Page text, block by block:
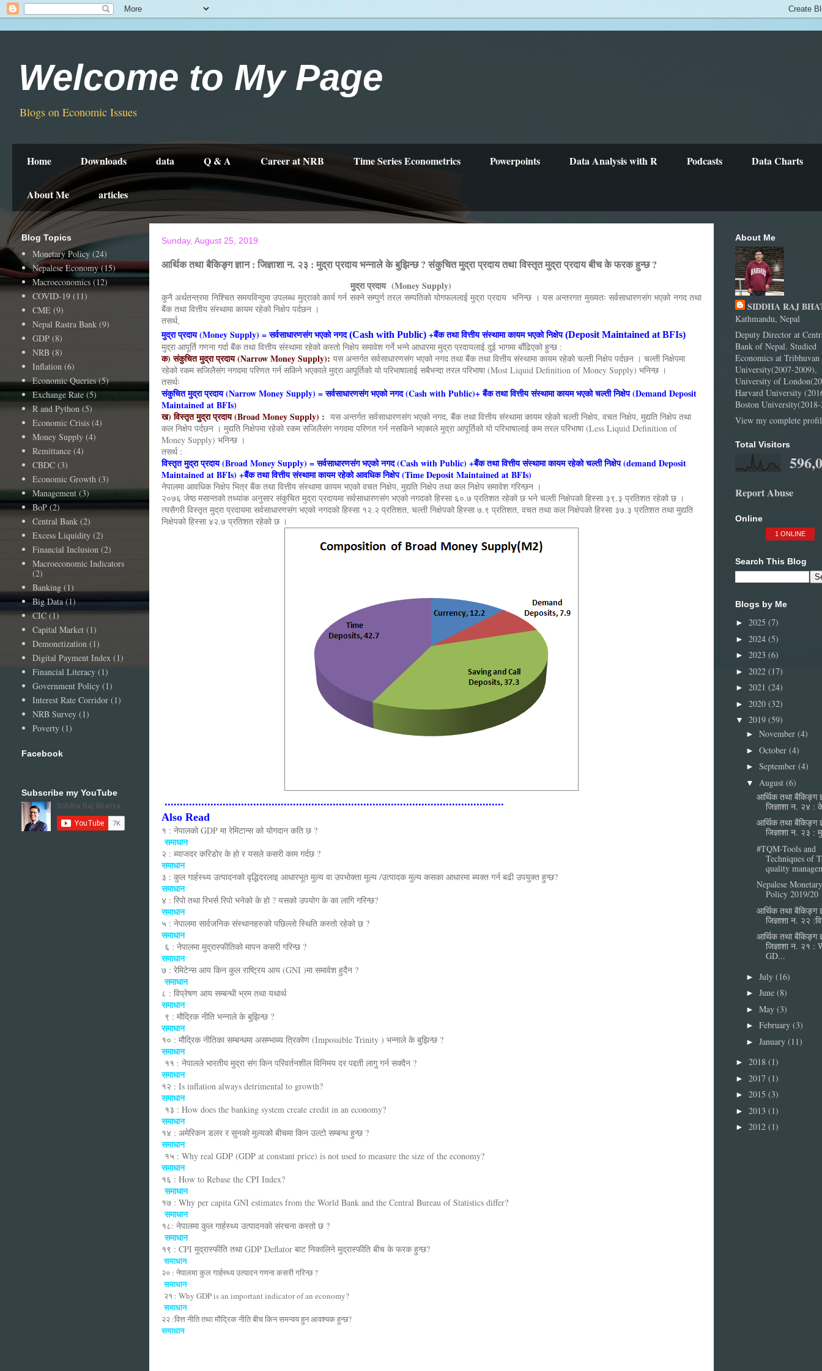
Welcome to My Page
Blogs on Economic Issues
Home Downloads data Q & A Career at NRB Time Series Econometrics Powerpoints Data Analysis with R Podcasts Data Charts
About Me articles
Sunday, August 25, 2019
आर्थिक तथा बैकिङ्ग ज्ञान : जिज्ञाशा न. २३ : मुद्रा प्रदाय भन्नाले के बुझिन्छ ? संकुचित मुद्रा प्रदाय तथा विस्तृत मुद्रा प्रदाय बीच के फरक हुन्छ ?
मुद्रा प्रदाय (Money Supply)
कुनै अर्थतन्त्रमा निश्चित समयविन्दुमा उपलब्ध मुद्राको कार्य गर्न सक्ने सम्पुर्ण तरल सम्पतिको योगफललाई मुद्रा प्रदाय भनिन्छ । यस अन्तरगत मुख्यतः सर्वसाधारणसंग भएको नगद तथा
बैंक तथा वित्तीय संस्थामा कायम रहेको निक्षेप पर्दछन ।
तसर्थ,
मुद्रा प्रदाय (Money Supply) = सर्वसाधारणसंग भएको नगद(Cash with Public) +बैंक तथा वित्तीय संस्थामा कायम भएको निक्षेप(Deposit Maintained at BFIs)
मुद्रा आपूर्ति गणना गर्दा बैंक तथा वित्तीय संस्थामा रहेको कस्तो निक्षेप समावेश गर्ने भन्ने आधारमा मुद्रा प्रदायलाई दुई भागमा बाँढिएको हुन्छ :
क) संकुचित मुद्रा प्रदाय (Narrow Money Supply): यस अन्तर्गत सर्वसाधारणसंग भएको नगद तथा बैंक तथा वित्तीय संस्थामा कायम रहेको चल्ती निक्षेप पर्दछन । चल्ती निक्षेपमा
रहेको रकम सजिलैसंग नगदमा परिणत गर्न सकिने भएकाले मुद्रा आपूर्तिको यो परिभाषालाई सबैभन्दा तरल परिभाषा (Most Liquid Definition of Money Supply) भनिन्छ ।
तसर्थः
संकुचित मुद्रा प्रदाय (Narrow Money Supply) = सर्वसाधारणसंग भएको नगद (Cash with Public)+ बैंक तथा वित्तीय संस्थामा कायम भएको चल्ती निक्षेप (Demand Deposit
Maintained at BFIs)
ख) विस्तृत मुद्रा प्रदाय (Broad Money Supply) : यस अन्तर्गत सर्वसाधारणसंग भएको नगद, बैंक तथा वित्तीय संस्थामा कायम रहेको चल्ती निक्षेप, वचत निक्षेप, मुद्यति निक्षेप तथा
कल निक्षेप पर्दछन । मुद्यति निक्षेपमा रहेको रकम सजिलैसंग नगदमा परिणत गर्न नसकिने भएकाले मुद्रा आपूर्तिको यो परिभाषालाई कम तरल परिभाषा (Less Liquid Definition of
Money Supply) भनिन्छ ।
तसर्थ :
विस्तृत मुद्रा प्रदाय (Broad Money Supply) = सर्वसाधारणसंग भएको नगद (Cash with Public) +बैंक तथा वित्तीय संस्थामा कायम रहेको चल्ती निक्षेप (demand Deposit
Maintained at BFIs) +बैंक तथा वित्तीय संस्थामा कायम रहेको आवधिक निक्षेप (Time Deposit Maintained at BFIs)
नेपालमा आवधिक निक्षेप भित्र बैंक तथा वित्तीय संस्थामा कायम भएको वचत निक्षेप, मुद्यति निक्षेप तथा कल निक्षेप समावेश गरिन्छन ।
२०७६ जेष्ठ मसान्तको तथ्यांक अनुसार संकुचित मुद्रा प्रदायमा सर्वसाधारणसंग भएको नगदको हिस्सा ६०.७ प्रतिशत रहेको छ भने चल्ती निक्षेपको हिस्सा ३९.३ प्रतिशत रहेको छ ।
त्यसैगरी विस्तृत मुद्रा प्रदायमा सर्वसाधारणसंग भएको नगदको हिस्सा १२.२ प्रतिशत, चल्ती निक्षेपको हिस्सा ७.९ प्रतिशत, वचत तथा कल निक्षेपको हिस्सा ३७.३ प्रतिशत तथा मुद्यति
निक्षेपको हिस्सा ४२.७ प्रतिशत रहेको छ ।
...............................................................................................................
Also Read
१ : नेपालको GDP मा रेमिटान्स को योगदान कति छ ?
समाधान
२ : ब्याजदर करिडोर के हो र यसले कसरी काम गर्दछ ?
समाधान
३ : कुल गार्हस्थ्य उत्पादनको वृद्धिदरलाइ आधारभूत मुल्य वा उपभोक्ता मूल्य /उत्पादक मुल्य कसका आधारमा ब्यक्त गर्न बढी उपयुक्त हुन्छ?
समाधान
४ : रिपो तथा रिभर्स रिपो भनेको के हो ? यसको उपयोग के का लागि गरिन्छ?
समाधान
५ : नेपालमा सार्वजनिक संस्थानहरुको पछिल्लो स्थिति कस्तो रहेको छ ?
समाधान
६ : नेपालमा मुद्रास्फीतिको मापन कसरी गरिन्छ ?
समाधान
७ : रेमिटेन्स आय किन कुल राष्ट्रिय आय (GNI )मा समावेश हुदैन ?
समाधान
८ : विप्रेषण आय सम्बन्धी भ्रम तथा यथार्थ
समाधान
९ : मौद्रिक नीति भन्नाले के बुझिन्छ ?
समाधान
१० : मौद्रिक नीतिका सम्बन्धमा असम्भाब्य त्रिकोण (Impossible Trinity ) भन्नाले के बुझिन्छ ?
समाधान
११ : नेपालले भारतीय मुद्रा संग किन परिवर्तनशील विनिमय दर पद्दती लागु गर्न सक्दैन ?
समाधान
१२ : Is inflation always detrimental to growth?
समाधान
१३ : How does the banking system create credit in an economy?
समाधान
१४ : अमेरिकन डलर र सुनको मुल्यको बीचमा किन उल्टो सम्बन्ध हुन्छ ?
समाधान
१५ : Why real GDP (GDP at constant price) is not used to measure the size of the economy?
समाधान
१६ : How to Rebase the CPI Index?
समाधान
१७ : Why per capita GNI estimates from the World Bank and the Central Bureau of Statistics differ?
समाधान
१८: नेपालमा कुल गार्हस्थ्य उत्पादनको संरचना कस्तो छ ?
समाधान
१९ : CPI मुद्रास्फीति तथा GDP Deflator बाट निकालिने मुद्रास्फीति बीच के फरक हुन्छ?
समाधान
२० : नेपालमा कुल गार्हस्थ्य उत्पादन गणना कसरी गरिन्छ ?
समाधान
२१ : Why GDP is an important indicator of an economy?
समाधान
२२ :वित्त नीति तथा मौद्रिक नीति बीच किन समन्वय हुन आवश्यक हुन्छ?
समाधान
Blog Topics
Monetary Policy (24)
Nepalese Economy (15)
Macroeconomics (12)
COVID-19 (11)
CME (9)
Nepal Rastra Bank (9)
GDP (8)
NRB (8)
Inflation (6)
Economic Queries (5)
Exchange Rate (5)
R and Python (5)
Economic Crisis (4)
Money Supply (4)
Remittance (4)
CBDC (3)
Economic Growth (3)
Management (3)
BoP (2)
Central Bank (2)
Excess Liquidity (2)
Financial Inclusion (2)
Macroeconomic Indicators
(2)
Banking (1)
Big Data (1)
CIC (1)
Capital Market (1)
Demonetization (1)
Digital Payment Index (1)
Financial Literacy (1)
Government Policy (1)
Interest Rate Corridor (1)
NRB Survey (1)
Poverty (1)
Facebook
Subscribe my YouTube
About Me
SIDDHA RAJ
Kathmandu, Nepal
Deputy Director at
Bank of Nepal. Studied
Economics at Tribhuvan
University(2007-2009),
University of
Harvard University
Boston
View my complete
Total Visitors
Report Abuse
Online
1 ONLINE
Search This Blog
Blogs by Me
► 2025 (7)
► 2024 (5)
► 2023 (6)
► 2022 (17)
► 2021 (24)
► 2020 (32)
▼ 2019 (59)
► November (4)
► October (4)
► September (4)
▼ August (6)
आर्थिक तथा बैकिङ्ग
जिज्ञाशा न. २४ :
आर्थिक तथा बैकिङ्ग
जिज्ञाशा न. २३ :
#TQM-Tools and
Techniques of
quality
Nepalese Monetary
Policy 2019/20
आर्थिक तथा बैकिङ्ग
जिज्ञाशा न. २२
आर्थिक तथा बैकिङ्ग
जिज्ञाशा न. २१ :
GD...
► July (16)
► June (8)
► May (3)
► February (3)
► January (11)
► 2018 (1)
► 2017 (1)
► 2015 (3)
► 2013 (1)
► 2012 (1)